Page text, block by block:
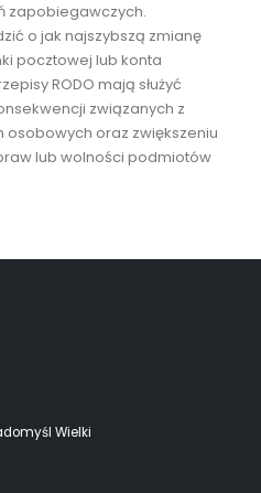
zapobiegawczych.
o jak najszybszą zmianę
pocztowej lub konta
RODO mają służyć
związanych z
oraz zwiększeniu
lub wolności podmiotów
Wielki